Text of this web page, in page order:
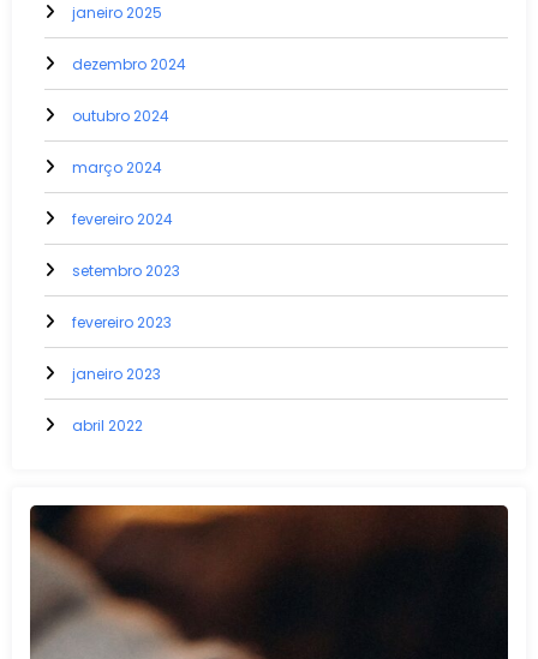
janeiro 2025
dezembro 2024
outubro 2024
março 2024
fevereiro 2024
setembro 2023
fevereiro 2023
janeiro 2023
abril 2022